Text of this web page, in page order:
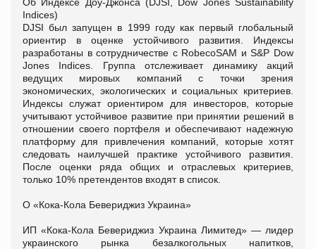
Indices)
DJSI был запущен в 1999 году как первый глобальный
ориентир в оценке устойчивого развития. Индексы
разработаны в сотрудничестве с RobecoSAM и S&P Dow
Jones Indices. Группа отслеживает динамику акций
ведущих мировых компаний с точки зрения
экономических, экологических и социальных критериев.
Индексы служат ориентиром для инвесторов, которые
учитывают устойчивое развитие при принятии решений в
отношении своего портфеля и обеспечивают надежную
платформу для привлечения компаний, которые хотят
следовать наилучшей практике устойчивого развития.
После оценки ряда общих и отраслевых критериев,
только 10% претендентов входят в список.
О «Кока-Кола Бевериджиз Украина»
ИП «Кока-Кола Бевериджиз Украина Лимитед» — лидер
украинского рынка безалкогольных напитков,